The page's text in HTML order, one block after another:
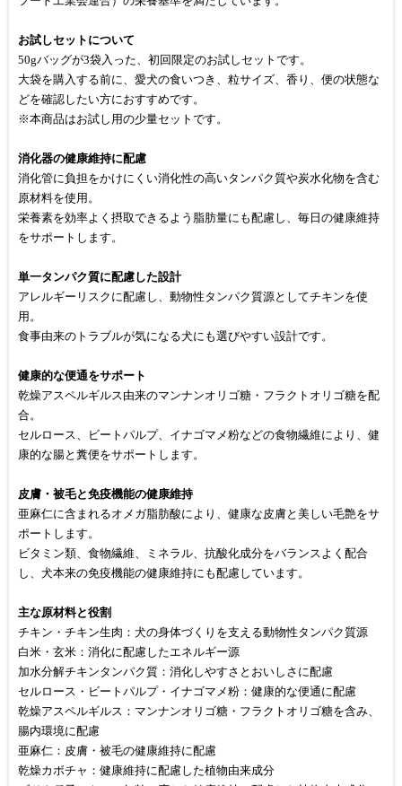
お試しセットについて
50gバッグが3袋入った、初回限定のお試しセットです。
大袋を購入する前に、愛犬の食いつき、粒サイズ、香り、便の状態な
どを確認したい方におすすめです。
※本商品はお試し用の少量セットです。
消化器の健康維持に配慮
消化管に負担をかけにくい消化性の高いタンパク質や炭水化物を含む
原材料を使用。
栄養素を効率よく摂取できるよう脂肪量にも配慮し、毎日の健康維持
をサポートします。
単一タンパク質に配慮した設計
アレルギーリスクに配慮し、動物性タンパク質源としてチキンを使
用。
食事由来のトラブルが気になる犬にも選びやすい設計です。
健康的な便通をサポート
乾燥アスペルギルス由来のマンナンオリゴ糖・フラクトオリゴ糖を配
合。
セルロース、ビートパルプ、イナゴマメ粉などの食物繊維により、健
康的な腸と糞便をサポートします。
皮膚・被毛と免疫機能の健康維持
亜麻仁に含まれるオメガ脂肪酸により、健康な皮膚と美しい毛艶をサ
ポートします。
ビタミン類、食物繊維、ミネラル、抗酸化成分をバランスよく配合
し、犬本来の免疫機能の健康維持にも配慮しています。
主な原材料と役割
チキン・チキン生肉：犬の身体づくりを支える動物性タンパク質源
白米・玄米：消化に配慮したエネルギー源
加水分解チキンタンパク質：消化しやすさとおいしさに配慮
セルロース・ビートパルプ・イナゴマメ粉：健康的な便通に配慮
乾燥アスペルギルス：マンナンオリゴ糖・フラクトオリゴ糖を含み、
腸内環境に配慮
亜麻仁：皮膚・被毛の健康維持に配慮
乾燥カボチャ：健康維持に配慮した植物由来成分